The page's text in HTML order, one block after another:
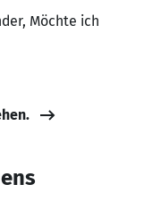
Möchte ich